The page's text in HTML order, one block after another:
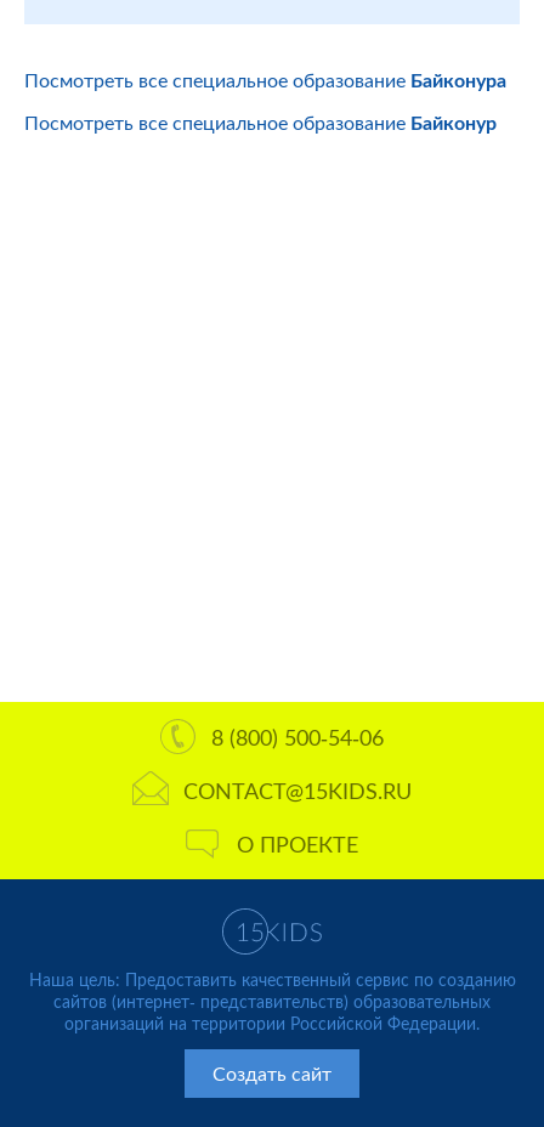
Посмотреть все специальное образование Байконура
Посмотреть все специальное образование Байконур
8 (800) 500-54-06
CONTACT@15KIDS.RU
О ПРОЕКТЕ
Наша цель: Предоставить качественный сервис по созданию
сайтов (интернет- представительств) образовательных
организаций на территории Российской Федерации.
Создать сайт